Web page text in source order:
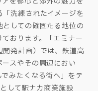
洗練されたイメージを
しての確固たる地位の
おります。「エミナー
発計画）では、鉄道高
スやその周辺におい
みたくなる街へ」をテ
して駅ナカ商業施設